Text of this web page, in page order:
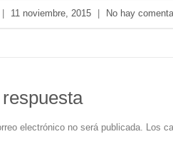
11 noviembre, 2015 No hay
electrónico no será publicada. Los